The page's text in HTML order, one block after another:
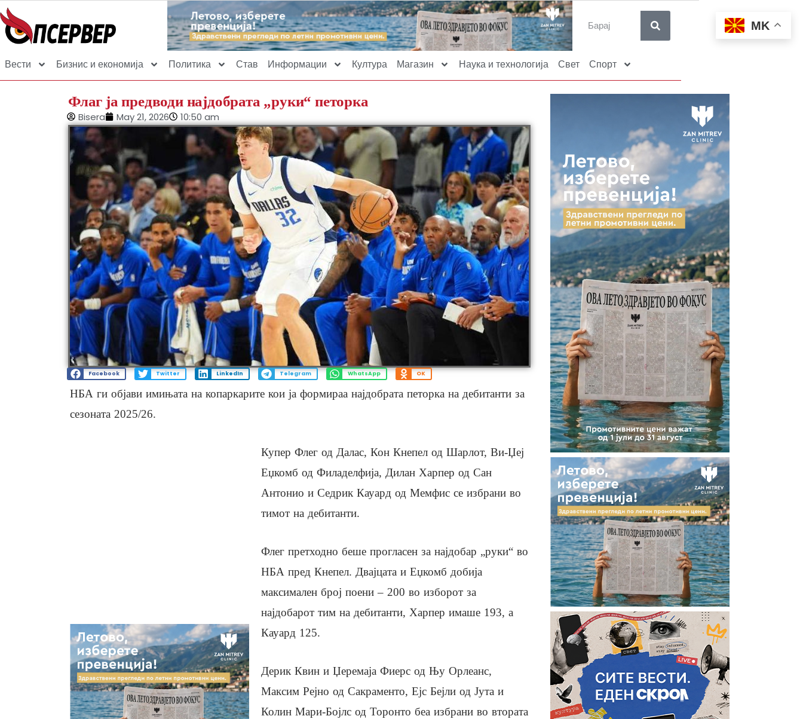
Вести Бизнис и економија Политика Став Информации Култура Магазин Наука и технологија Свет Спорт
Флаг ја предводи најдобрата „руки“ петорка
Bisera May 21, 2026 10:50 am
Facebook Twitter LinkedIn Telegram WhatsApp OK
НБА ги објави имињата на копаркарите кои ја формираа најдобрата петорка на дебитанти за
сезоната 2025/26.
Купер Флег од Далас, Кон Кнепел од Шарлот, Ви-Џеј
Еџкомб од Филаделфија, Дилан Харпер од Сан
Антонио и Седрик Кауард од Мемфис се избрани во
тимот на дебитанти.
Флег претходно беше прогласен за најдобар „руки“ во
НБА пред Кнепел. Двајцата и Еџкомб добија
максимален број поени – 200 во изборот за
најдобарот тим на дебитанти, Харпер имаше 193, а
Кауард 125.
Дерик Квин и Џеремаја Фиерс од Њу Орлеанс,
Максим Рејно од Сакраменто, Ејс Бејли од Јута и
Колин Мари-Бојлс од Торонто беа избрани во втората
MK